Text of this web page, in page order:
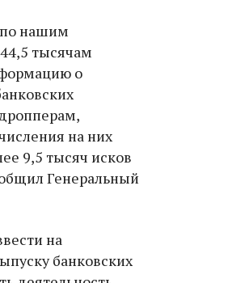
по нашим
тысячам
о
на них
9,5 тысяч исков
Генеральный
на
банковских